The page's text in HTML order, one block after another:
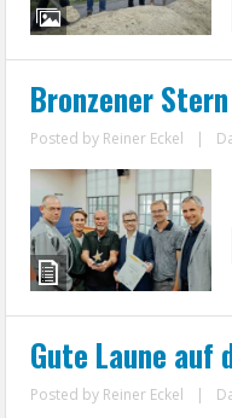
Bronzener
Posted by Reiner Eckel |
Gute Laune auf
Posted by Reiner Eckel |